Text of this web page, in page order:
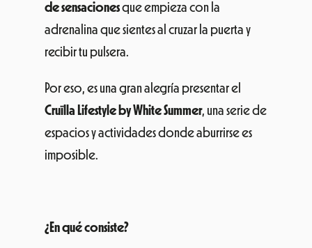
de sensacionesque empieza con la
adrenalina que sientes al cruzar la puerta y
recibir tu pulsera.
Por eso, es una gran alegría presentar el
Cruïlla Lifestyle by White Summer, una serie de
espacios y actividades donde aburrirse es
imposible.
¿En qué consiste?